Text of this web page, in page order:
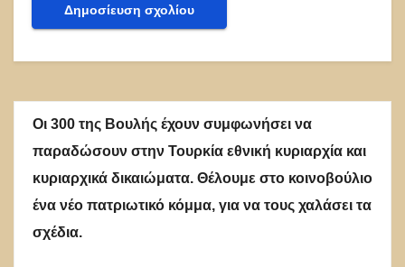
Οι 300 της Βουλής έχουν συμφωνήσει να
παραδώσουν στην Τουρκία εθνική κυριαρχία και
κυριαρχικά δικαιώματα. Θέλουμε στο κοινοβούλιο
ένα νέο πατριωτικό κόμμα, για να τους χαλάσει τα
σχέδια.